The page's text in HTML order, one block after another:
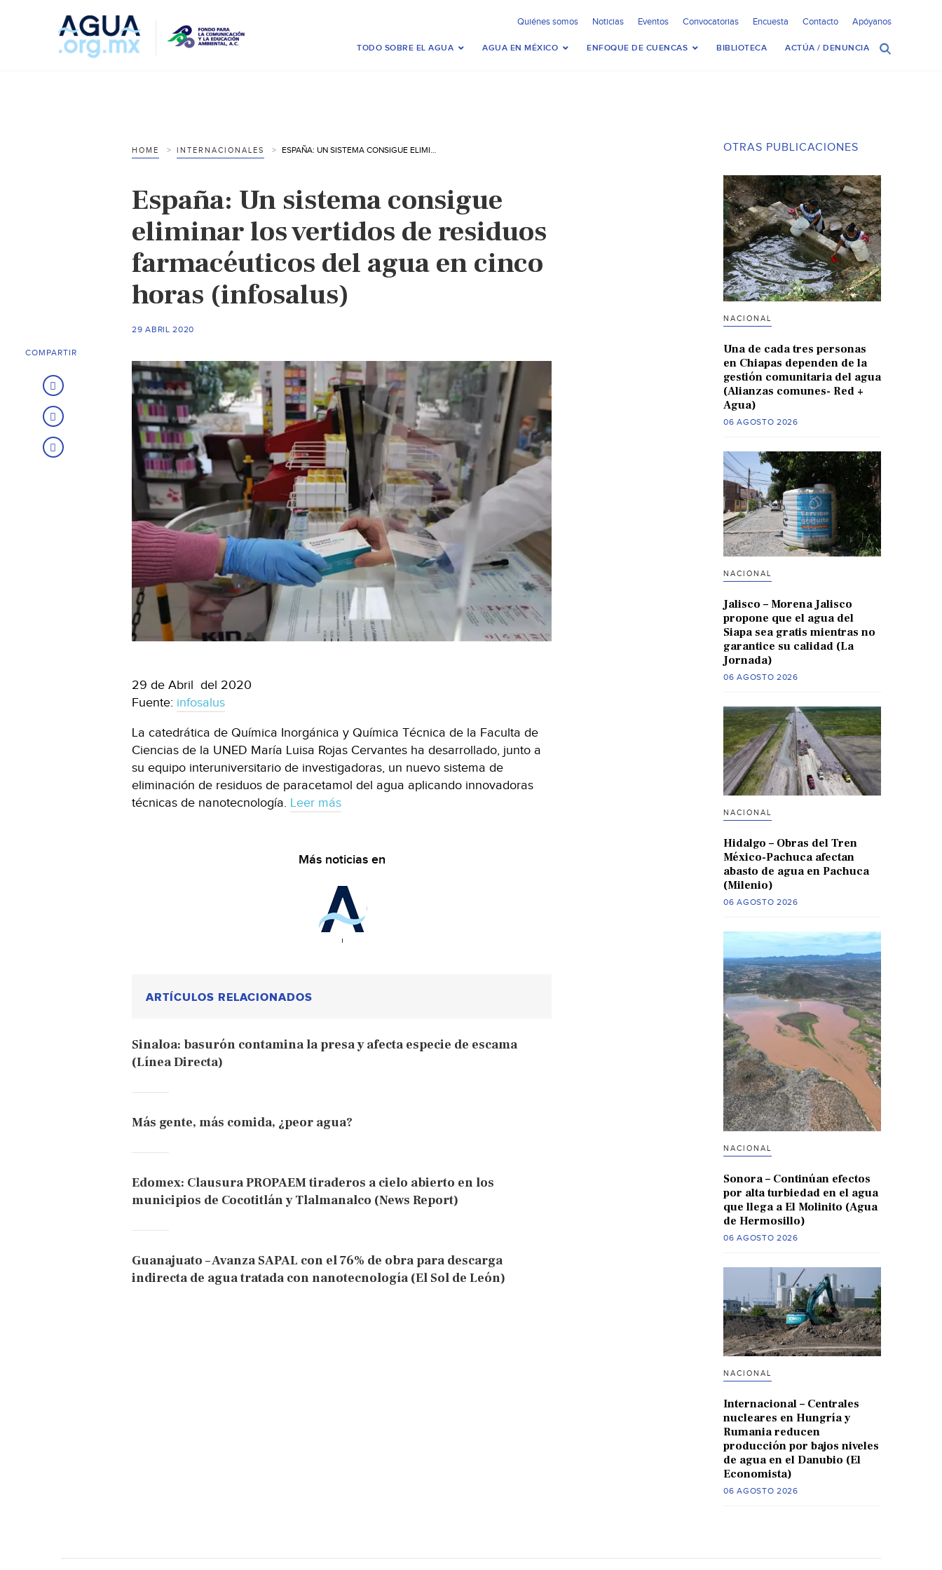
Quiénes somos Noticias Eventos Convocatorias Encuesta Contacto Apóyanos
TODO SOBRE EL AGUA AGUA EN MÉXICO ENFOQUE DE CUENCAS BIBLIOTECA ACTÚA / DENUNCIA
HOME INTERNACIONALES ESPAÑA: UN SISTEMA CONSIGUE ELIMINAR LOS VERTIDOS DE RESIDUOS FARMACÉUTICOS DEL AGUA EN CINCO HORAS (INFOSALUS)
España: Un sistema consigue
eliminar los vertidos de residuos
farmacéuticos del agua en cinco
horas (infosalus)
29 ABRIL 2020
29 de Abril del 2020
Fuente: infosalus
La catedrática de Química Inorgánica y Química Técnica de la Faculta de
Ciencias de la UNED María Luisa Rojas Cervantes ha desarrollado, junto a
su equipo interuniversitario de investigadoras, un nuevo sistema de
eliminación de residuos de paracetamol del agua aplicando innovadoras
técnicas de nanotecnología. Leer más
Más noticias en
ARTÍCULOS RELACIONADOS
Sinaloa: basurón contamina la presa y afecta especie de escama
(Línea Directa)
Más gente, más comida, ¿peor agua?
Edomex: Clausura PROPAEM tiraderos a cielo abierto en los
municipios de Cocotitlán y Tlalmanalco (News Report)
Guanajuato – Avanza SAPAL con el 76% de obra para descarga
indirecta de agua tratada con nanotecnología (El Sol de León)
COMPARTIR
OTRAS PUBLICACIONES
NACIONAL
Una de cada tres personas
en Chiapas dependen de la
gestión comunitaria del agua
(Alianzas comunes- Red +
Agua)
06 AGOSTO 2026
NACIONAL
Jalisco – Morena Jalisco
propone que el agua del
Siapa sea gratis mientras no
garantice su calidad (La
Jornada)
06 AGOSTO 2026
NACIONAL
Hidalgo – Obras del Tren
México-Pachuca afectan
abasto de agua en Pachuca
(Milenio)
06 AGOSTO 2026
NACIONAL
Sonora – Continúan efectos
por alta turbiedad en el agua
que llega a El Molinito (Agua
de Hermosillo)
06 AGOSTO 2026
NACIONAL
Internacional – Centrales
nucleares en Hungría y
Rumania reducen
producción por bajos niveles
de agua en el Danubio (El
Economista)
06 AGOSTO 2026